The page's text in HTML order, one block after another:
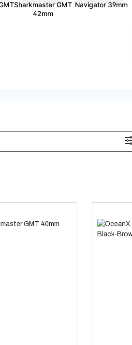
Sharkmaster GMT
42mm
Navigator 39mm